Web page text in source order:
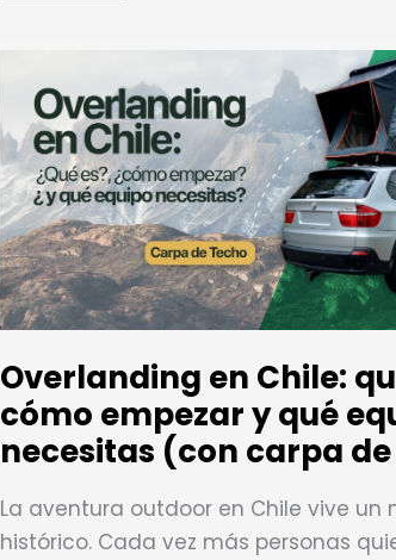
Chile
junto
Wildlife
y
Marga
Marga
Overlanding en Chile:
cómo empezar y qué
necesitas (con carpa
La aventura outdoor en Chile vive un
histórico. Cada vez más personas